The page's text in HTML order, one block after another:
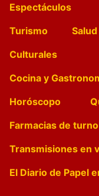
Espectáculos
Turismo
Salud
Culturales
Cocina y
Horóscopo
Farmacias de turno
Transmisiones en
El Diario de Papel